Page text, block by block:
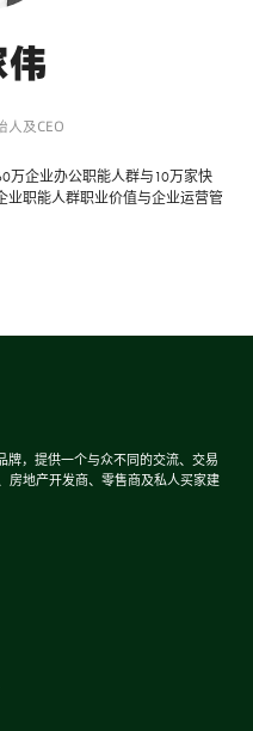
人及CEO
万企业办公职能人群与10万家快
业职能人群职业价值与企业运营管
牌，提供一个与众不同的交流、交易
房地产开发商、零售商及私人买家建